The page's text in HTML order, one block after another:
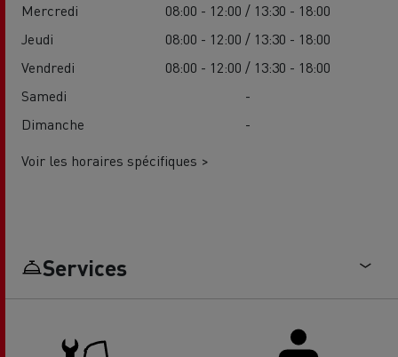
Mercredi
08:00 - 12:00 / 13:30 - 18:00
Jeudi
08:00 - 12:00 / 13:30 - 18:00
Vendredi
08:00 - 12:00 / 13:30 - 18:00
Samedi
-
Dimanche
-
Voir les horaires spécifiques >
Services